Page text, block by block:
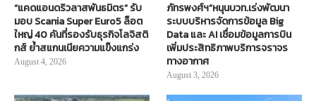
“แคดแอนดริวลาสพันธมิตร” รับ
มอบ Scania Super Euro5 ล็อต
ใหญ่ 40 คันที่รองรับธุรกิจโลจิสติ
กส์ ย้ำสแกนเนียความแข็งแกร่ง
August 4, 2026
ภัทรพงศ์ฯ”หนุนบวท.เร่งพัฒนา
ระบบบริหารจัดการข้อมูล Big
Data และ AI เชื่อมข้อมูลการบิน
เพิ่มประสิทธิภาพบริการจราจร
ทางอากาศ
August 3, 2026